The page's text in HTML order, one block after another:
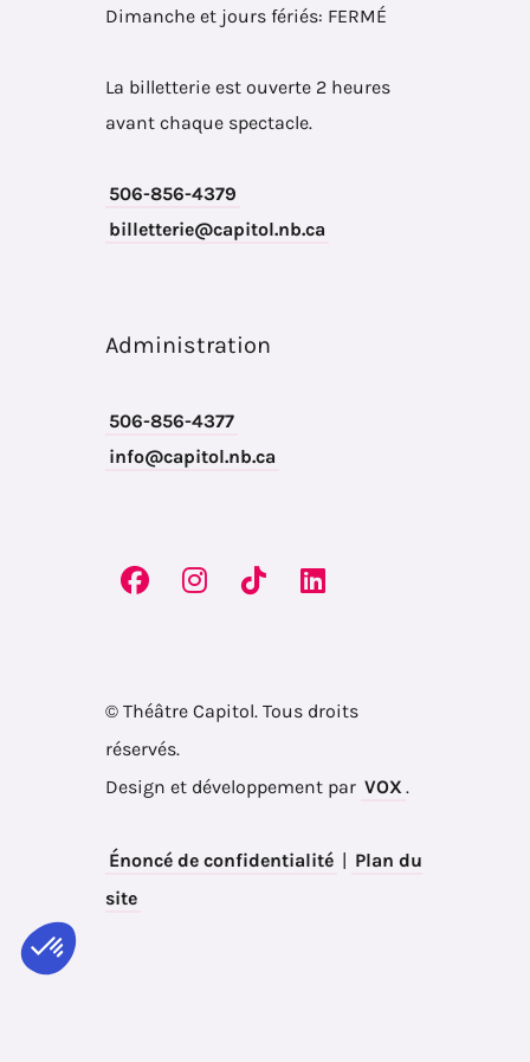
Dimanche et jours fériés: FERMÉ
La billetterie est ouverte 2 heures
avant chaque spectacle.
506-856-4379
billetterie@capitol.nb.ca
Administration
506-856-4377
info@capitol.nb.ca
© Théâtre Capitol. Tous droits
réservés.
Design et développement par VOX.
Énoncé de confidentialité | Plan du
site